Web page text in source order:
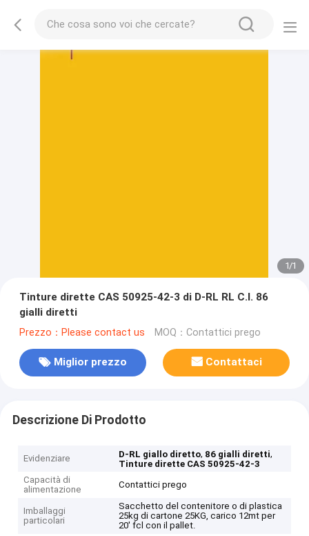
1/1
Tinture dirette CAS 50925-42-3 di D-RL RL C.I. 86
gialli diretti
Prezzo：Please contact us MOQ：Contattici prego
Miglior prezzo Contattaci
Descrizione Di Prodotto
Evidenziare D-RL giallo diretto, 86 gialli diretti,
Tinture dirette CAS 50925-42-3
Capacità di
alimentazione
Contattici prego
Imballaggi
particolari
Sacchetto del contenitore o di plastica
25kg di cartone 25KG, carico 12mt per
20' fcl con il pallet.